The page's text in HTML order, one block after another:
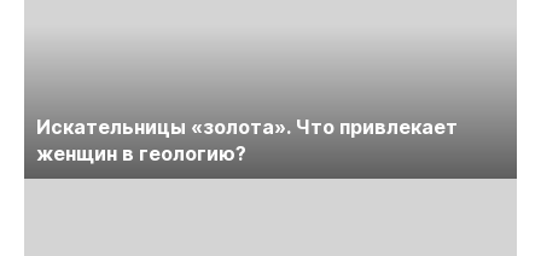
Искательницы «золота». Что привлекает
женщин в геологию?